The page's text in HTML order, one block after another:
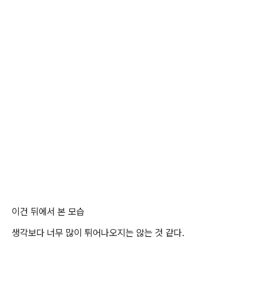
이건 뒤에서 본 모습
생각보다 너무 많이 튀어나오지는 않는 것 같다.